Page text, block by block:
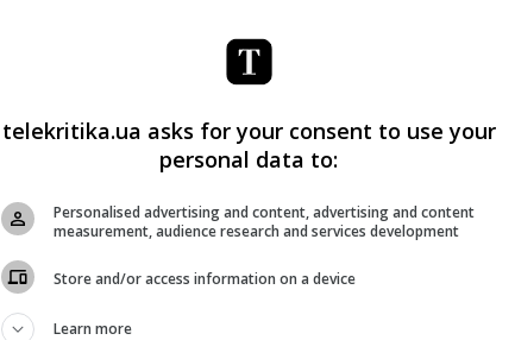
борьбы с пиратами
04.08.2020 16:52
По принципу «знай своего клиента».
Поделиться: Facebook
telekritika.ua asks for your consent to use your
personal data to:
Personalised advertising and content, advertising and content
measurement, audience research and services development
Store and/or access information on a device
Learn more